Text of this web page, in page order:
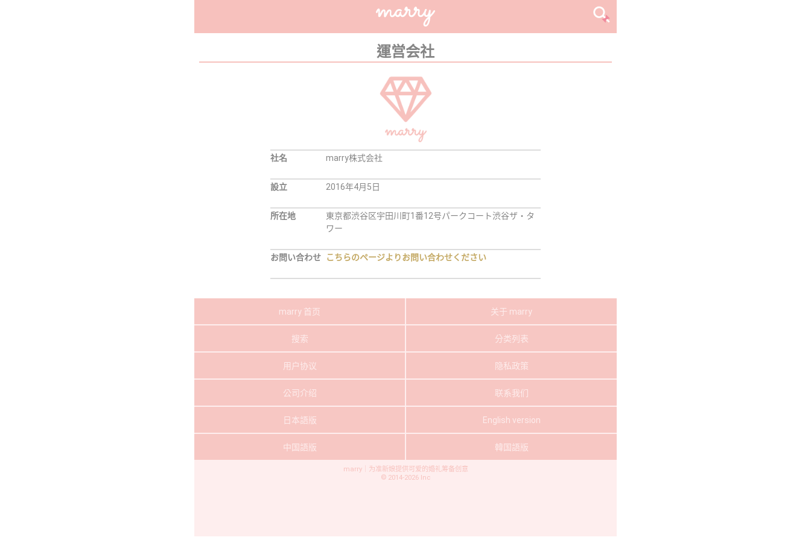
運営会社
社名 marry株式会社
設立 2016年4月5日
所在地
東京都渋谷区宇田川町1番12号パークコート渋谷ザ・タ
ワー
お問い合わせ こちらのページよりお問い合わせください
marry 首页 关于 marry
搜索 分类列表
用户协议 隐私政策
公司介绍 联系我们
日本語版 English version
中国語版 韓国語版
marry｜为准新娘提供可爱的婚礼筹备创意
© 2014-2026 Inc